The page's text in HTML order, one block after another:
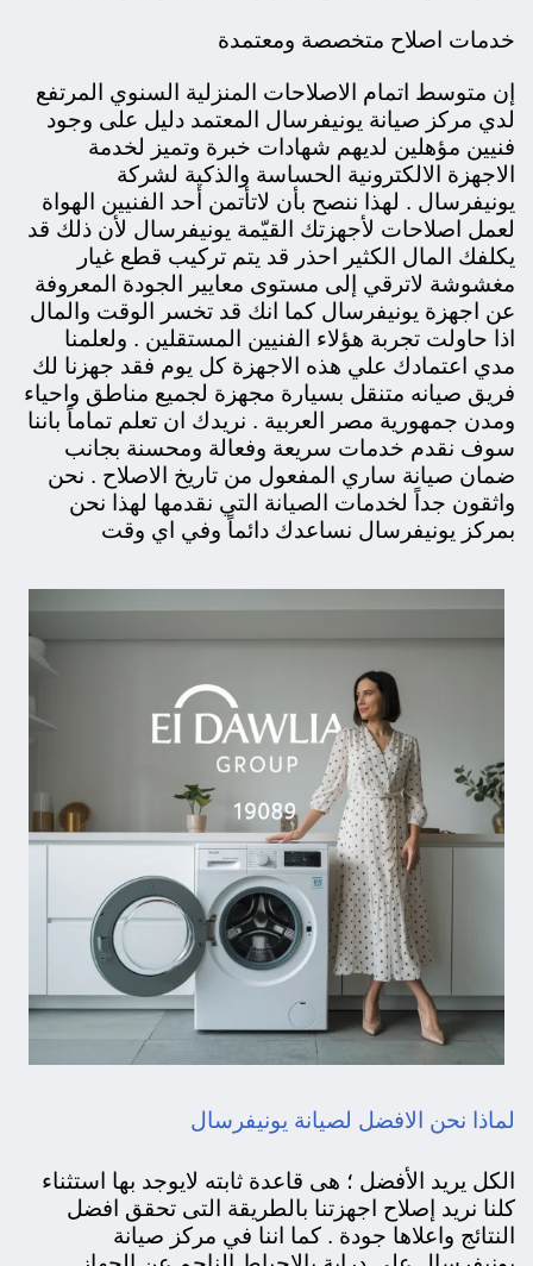
خدمات اصلاح متخصصة ومعتمدة
إن متوسط اتمام الاصلاحات المنزلية السنوي المرتفع
لدي مركز صيانة يونيفرسال المعتمد دليل على وجود
فنيين مؤهلين لديهم شهادات خبرة وتميز لخدمة
الاجهزة الالكترونية الحساسة والذكية لشركة
يونيفرسال . لهذا ننصح بأن لاتأتمن أحد الفنيين الهواة
لعمل اصلاحات لأجهزتك القيّمة يونيفرسال لأن ذلك قد
يكلفك المال الكثير احذر قد يتم تركيب قطع غيار
مغشوشة لاترقي إلى مستوى معايير الجودة المعروفة
عن اجهزة يونيفرسال كما انك قد تخسر الوقت والمال
اذا حاولت تجربة هؤلاء الفنيين المستقلين . ولعلمنا
مدي اعتمادك علي هذه الاجهزة كل يوم فقد جهزنا لك
فريق صيانه متنقل بسيارة مجهزة لجميع مناطق واحياء
ومدن جمهورية مصر العربية . نريدك ان تعلم تماماً باننا
سوف نقدم خدمات سريعة وفعالة ومحسنة بجانب
ضمان صيانة ساري المفعول من تاريخ الاصلاح . نحن
واثقون جداً لخدمات الصيانة التي نقدمها لهذا نحن
بمركز يونيفرسال نساعدك دائماً وفي اي وقت
لماذا نحن الافضل لصيانة يونيفرسال
الكل يريد الأفضل ؛ هى قاعدة ثابته لايوجد بها استثناء
كلنا نريد إصلاح اجهزتنا بالطريقة التى تحقق افضل
النتائج واعلاها جودة . كما اننا في مركز صيانة